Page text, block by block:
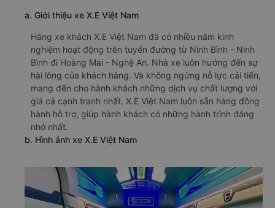
a. Giới thiệu xe X.E Việt Nam
Hãng xe khách X.E Việt Nam đã có nhiều năm kinh
nghiệm hoạt động trên tuyến đường từ Ninh Bình - Ninh
Bình đi Hoàng Mai - Nghệ An. Nhà xe luôn hướng đến sự
hài lòng của khách hàng. Và không ngừng nỗ lực cải tiến,
mang đến cho hành khách những dịch vụ chất lượng với
giá cả cạnh tranh nhất. X.E Việt Nam luôn sẵn hàng đồng
hành hỗ trợ, giúp hành khách có những hành trình đáng
nhớ nhất.
b. Hình ảnh xe X.E Việt Nam